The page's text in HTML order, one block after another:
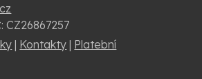
CZ26867257
| Kontakty | Platební